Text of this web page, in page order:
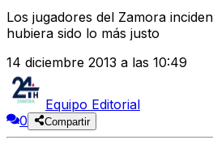
Los jugadores del Zamora
hubiera sido lo más justo
14 diciembre 2013 a las 10:49
Equipo Editorial
0
Compartir